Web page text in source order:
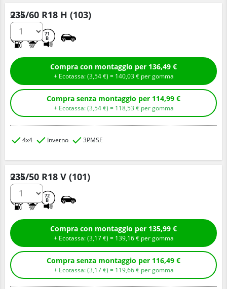
235/60 R18 H (103)
71
B
Q.tà
Compra con montaggio per 136,49 €
+ Ecotassa: (3,54€ ) = 140,03€ per gomma
Compra senza montaggio per 114,99 €
+ Ecotassa: (3,54€ ) = 118,53 € per gomma
4x4 Inverno 3PMSF
235/50 R18 V (101)
72
B
Q.tà
Compra con montaggio per 135,99 €
+ Ecotassa: (3,17€ ) = 139,16€ per gomma
Compra senza montaggio per 116,49 €
+ Ecotassa: (3,17€ ) = 119,66€ per gomma